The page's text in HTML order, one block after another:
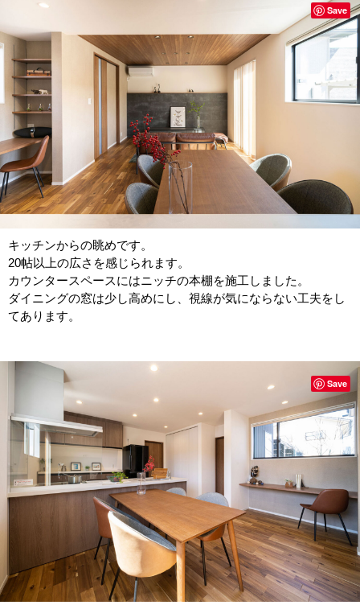
キッチンからの眺めです。
20帖以上の広さを感じられます。
カウンタースペースにはニッチの本棚を施工しました。
ダイニングの窓は少し高めにし、視線が気にならない工夫をし
てあります。
Save
Save